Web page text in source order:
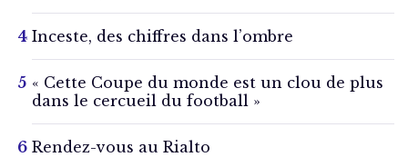
Inceste, des chiffres dans l’ombre
« Cette Coupe du monde est un clou de plus
dans le cercueil du football »
Rendez-vous au Rialto